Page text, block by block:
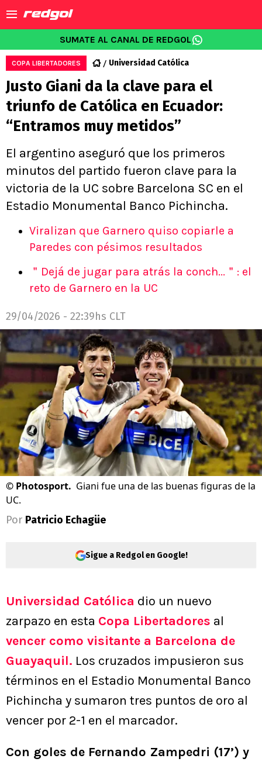
SUMATE AL CANAL DE REDGOL
COPA LIBERTADORES Universidad Católica
Justo Giani da la clave para el
triunfo de Católica en Ecuador:
“Entramos muy metidos”
El argentino aseguró que los primeros
minutos del partido fueron clave para la
victoria de la UC sobre Barcelona SC en el
Estadio Monumental Banco Pichincha.
Viralizan que Garnero quiso copiarle a
Paredes con pésimos resultados
＂Dejá de jugar para atrás la conch...＂: el
reto de Garnero en la UC
29/04/2026 - 22:39hs CLT
© Photosport. Giani fue una de las buenas figuras de la
UC.
Por Patricio Echagüe
Sigue a Redgol en Google!
Universidad Católica dio un nuevo
zarpazo en esta Copa Libertadores al
vencer como visitante a Barcelona de
Guayaquil. Los cruzados impusieron sus
términos en el Estadio Monumental Banco
Pichincha y sumaron tres puntos de oro al
vencer por 2-1 en el marcador.
Con goles de Fernando Zampedri (17’) y